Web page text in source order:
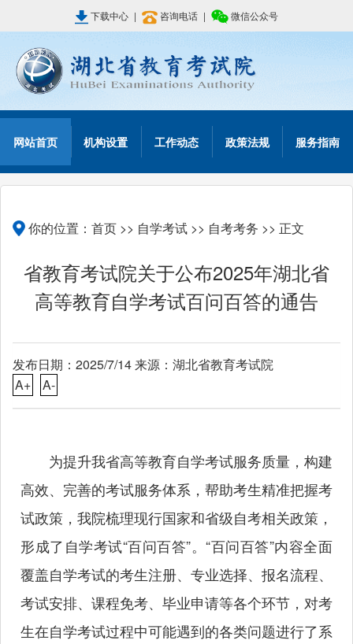
下载中心 | 咨询电话 | 微信公众号
网站首页 机构设置 工作动态 政策法规 服务指南
你的位置： 首页 >> 自学考试 >> 自考考务 >> 正文
省教育考试院关于公布2025年湖北省
高等教育自学考试百问百答的通告
发布日期：2025/7/14 来源：湖北省教育考试院
A+
A-
为提升我省高等教育自学考试服务质量，构建
高效、完善的考试服务体系，帮助考生精准把握考
试政策，我院梳理现行国家和省级自考相关政策，
形成了自学考试“百问百答”。“百问百答”内容全面
覆盖自学考试的考生注册、专业选择、报名流程、
考试安排、课程免考、毕业申请等各个环节，对考
生在自学考试过程中可能遇到的各类问题进行了系